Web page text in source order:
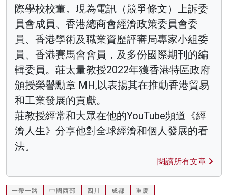
際學校校董。現為電訊（競爭條文）上訴委
員會成員、香港總商會經濟政策委員會委
員、香港學術及職業資歷評審局專家小組委
員、香港賽馬會會員，及多份國際期刊的編
輯委員。莊太量教授2022年獲香港特區政府
頒授榮譽勳章 MH,以表揚其在推動香港貿易
和工業發展的貢獻。
莊教授經常和大眾在他的YouTube頻道《經
濟人生》分享他對全球經濟和個人發展的看
法。
閱讀所有文章
一帶一路 中國西部 四川 成都 重慶